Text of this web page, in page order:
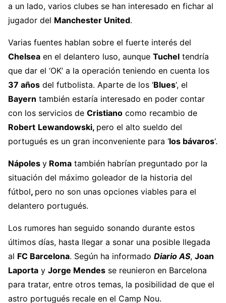
a un lado, varios clubes se han interesado en fichar al
jugador del Manchester United.
Varias fuentes hablan sobre el fuerte interés del
Chelsea en el delantero luso, aunque Tuchel tendría
que dar el ‘OK’ a la operación teniendo en cuenta los
37 años del futbolista. Aparte de los ‘Blues‘, el
Bayern también estaría interesado en poder contar
con los servicios de Cristiano como recambio de
Robert Lewandowski, pero el alto sueldo del
portugués es un gran inconveniente para ‘los bávaros‘.
Nápoles y Roma también habrían preguntado por la
situación del máximo goleador de la historia del
fútbol, pero no son unas opciones viables para el
delantero portugués.
Los rumores han seguido sonando durante estos
últimos días, hasta llegar a sonar una posible llegada
al FC Barcelona. Según ha informado Diario AS, Joan
Laporta y Jorge Mendes se reunieron en Barcelona
para tratar, entre otros temas, la posibilidad de que el
astro portugués recale en el Camp Nou.